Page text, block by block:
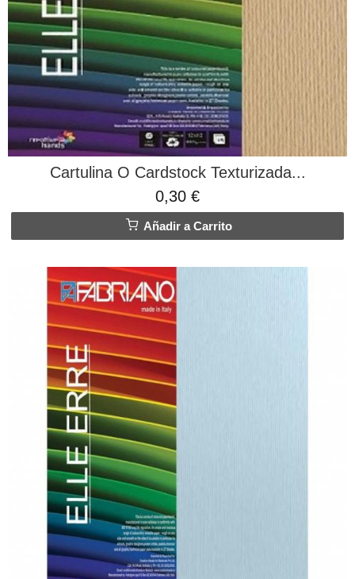
Cartulina O Cardstock Texturizada...
0,30 €
Añadir a Carrito